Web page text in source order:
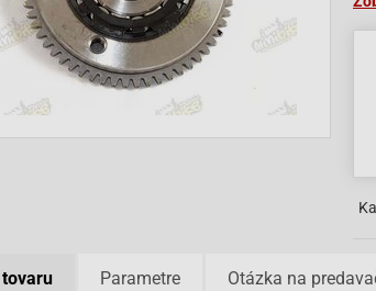
Parametre Otázka na